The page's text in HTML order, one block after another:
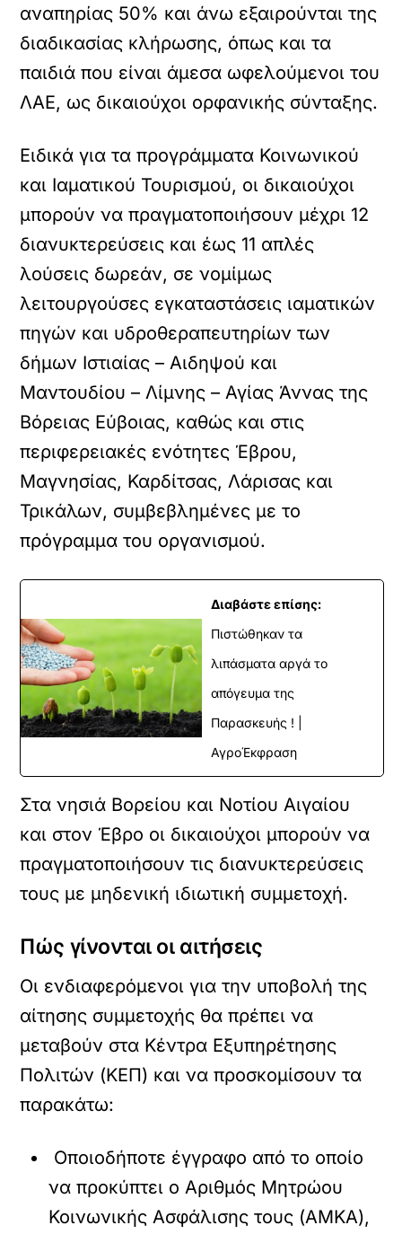
αναπηρίας 50% και άνω εξαιρούνται της
διαδικασίας κλήρωσης, όπως και τα
παιδιά που είναι άμεσα ωφελούμενοι του
ΛΑΕ, ως δικαιούχοι ορφανικής σύνταξης.
Ειδικά για τα προγράμματα Κοινωνικού
και Ιαματικού Τουρισμού, οι δικαιούχοι
μπορούν να πραγματοποιήσουν μέχρι 12
διανυκτερεύσεις και έως 11 απλές
λούσεις δωρεάν, σε νομίμως
λειτουργούσες εγκαταστάσεις ιαματικών
πηγών και υδροθεραπευτηρίων των
δήμων Ιστιαίας – Αιδηψού και
Μαντουδίου – Λίμνης – Αγίας Άννας της
Βόρειας Εύβοιας, καθώς και στις
περιφερειακές ενότητες Έβρου,
Μαγνησίας, Καρδίτσας, Λάρισας και
Τρικάλων, συμβεβλημένες με το
πρόγραμμα του οργανισμού.
Διαβάστε επίσης:
Πιστώθηκαν τα
λιπάσματα αργά το
απόγευμα της
Παρασκευής ! |
ΑγροΈκφραση
Στα νησιά Βορείου και Νοτίου Αιγαίου
και στον Έβρο οι δικαιούχοι μπορούν να
πραγματοποιήσουν τις διανυκτερεύσεις
τους με μηδενική ιδιωτική συμμετοχή.
Πώς γίνονται οι αιτήσεις
Οι ενδιαφερόμενοι για την υποβολή της
αίτησης συμμετοχής θα πρέπει να
μεταβούν στα Κέντρα Εξυπηρέτησης
Πολιτών (ΚΕΠ) και να προσκομίσουν τα
παρακάτω:
Οποιοδήποτε έγγραφο από το οποίο
να προκύπτει ο Αριθμός Μητρώου
Κοινωνικής Ασφάλισης τους (ΑΜΚΑ),